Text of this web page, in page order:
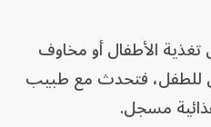
الأطفال أو مخاوف
للطفل، فتحدث مع طبيب
مسجل.